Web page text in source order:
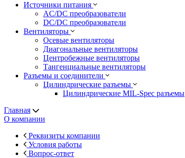
Источники питания
AC/DC преобразователи
DC/DC преобразователи
Вентиляторы
Осевые вентиляторы
Диагональные вентиляторы
Центробежные вентиляторы
Тангенциальные вентиляторы
Разъемы и соединители
Цилиндрические разъемы
Цилиндрические MIL-Spec разъемы
Главная
О компании
Реквизиты компании
Условия работы
Вопрос-ответ